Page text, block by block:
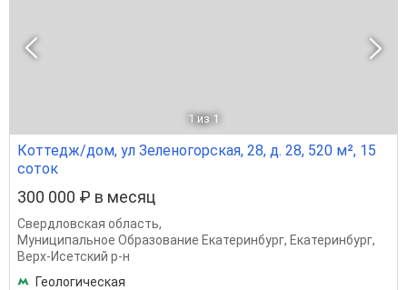
1 из 1
Коттедж/дом, ул Зеленогорская, 28, д. 28, 520 м², 15
соток
300 000 ₽ в месяц
Свердловская область,
Муниципальное Образование Екатеринбург, Екатеринбург,
Верх-Исетский р-н
Геологическая